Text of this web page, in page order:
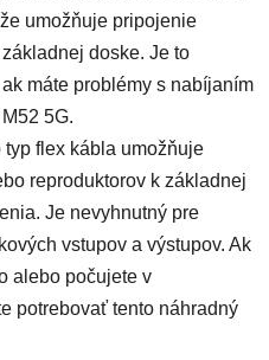
umožňuje pripojenie
doske. Je to
máte problémy s nabíjaním
5G.
typ flex kábla umožňuje
reproduktorov k základnej
Je nevyhnutný pre
vstupov a výstupov. Ak
alebo počujete v
potrebovať tento náhradný